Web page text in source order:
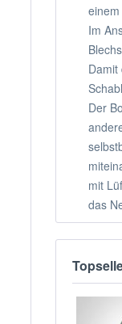
Im
Der
mit
das